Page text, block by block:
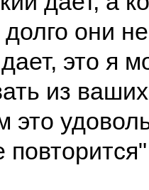
они не
это я
из
это